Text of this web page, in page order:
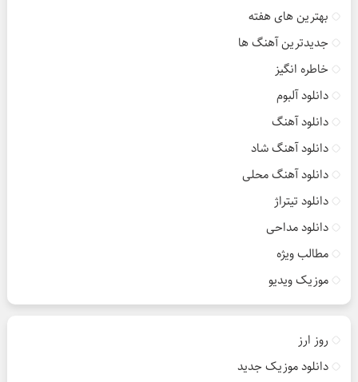
بهترین های هفته
جدیدترین آهنگ ها
خاطره انگیز
دانلود آلبوم
دانلود آهنگ
دانلود آهنگ شاد
دانلود آهنگ محلی
دانلود تیتراژ
دانلود مداحی
مطالب ویژه
موزیک ویدیو
روز ارز
دانلود موزیک جدید